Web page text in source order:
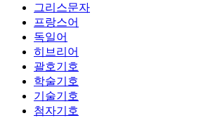
그리스문자
프랑스어
독일어
히브리어
괄호기호
학술기호
기술기호
첨자기호